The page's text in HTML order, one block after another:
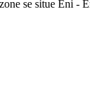
se situe Eni -